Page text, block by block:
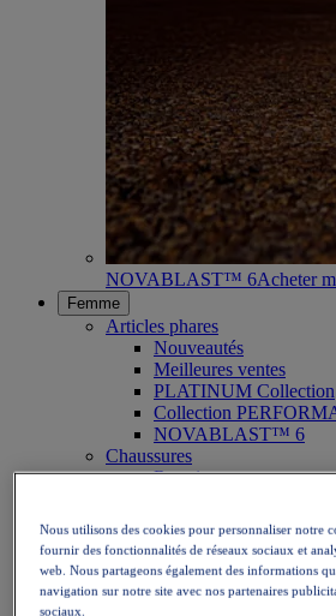
NOVABLAST™ 6Acheter
Femme
Articles phares
Nouveautés
Meilleures ventes
PLATINUM Collection
Collection
NOVABLAST™ 6
Chaussures
Running
Tennis
Volley
Handball
Padel
Nous utilisons des cookies pour personnaliser notre
fournir des fonctionnalités de réseaux sociaux et
web. Nous partageons également des informations
navigation sur notre site avec nos partenaires
sociaux.